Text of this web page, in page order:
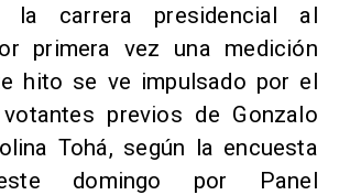
carrera presidencial al
primera vez una medición
hito se ve impulsado por el
previos de Gonzalo
Tohá, según la encuesta
domingo por Panel